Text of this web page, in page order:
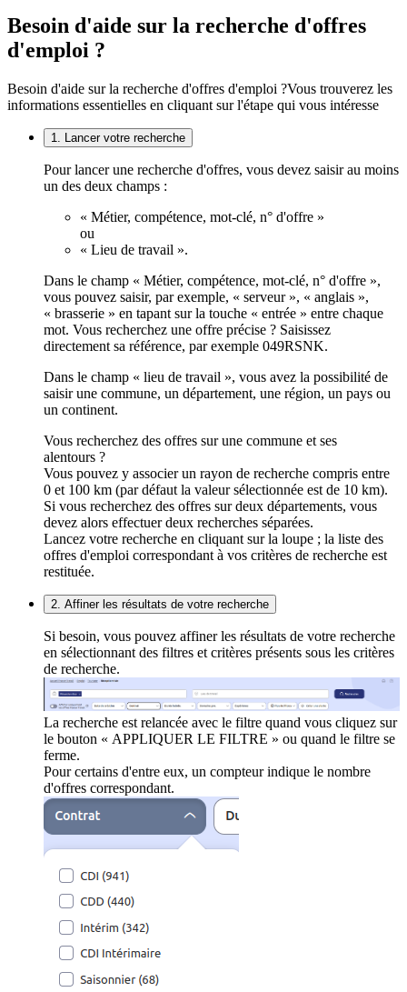
Besoin d'aide sur la recherche d'offres
d'emploi ?
Besoin d'aide sur la recherche d'offres d'emploi ?Vous trouverez les
informations essentielles en cliquant sur l'étape qui vous intéresse
1. Lancer votre recherche
Pour lancer une recherche d'offres, vous devez saisir au moins
un des deux champs :
« Métier, compétence, mot-clé, n° d'offre »
ou
« Lieu de travail ».
Dans le champ « Métier, compétence, mot-clé, n° d'offre »,
vous pouvez saisir, par exemple, « serveur », « anglais »,
« brasserie » en tapant sur la touche « entrée » entre chaque
mot. Vous recherchez une offre précise ? Saisissez
directement sa référence, par exemple 049RSNK.
Dans le champ « lieu de travail », vous avez la possibilité de
saisir une commune, un département, une région, un pays ou
un continent.
Vous recherchez des offres sur une commune et ses
alentours ?
Vous pouvez y associer un rayon de recherche compris entre
0 et 100 km (par défaut la valeur sélectionnée est de 10 km).
Si vous recherchez des offres sur deux départements, vous
devez alors effectuer deux recherches séparées.
Lancez votre recherche en cliquant sur la loupe ; la liste des
offres d'emploi correspondant à vos critères de recherche est
restituée.
2. Affiner les résultats de votre recherche
Si besoin, vous pouvez affiner les résultats de votre recherche
en sélectionnant des filtres et critères présents sous les critères
de recherche.
La recherche est relancée avec le filtre quand vous cliquez sur
le bouton « APPLIQUER LE FILTRE » ou quand le filtre se
ferme.
Pour certains d'entre eux, un compteur indique le nombre
d'offres correspondant.